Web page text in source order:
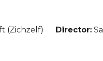
(Zichzelf) Director: